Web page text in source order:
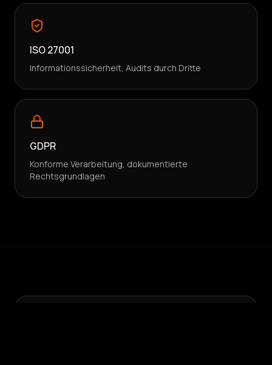
ISO 27001
Informationssicherheit, Audits durch Dritte
GDPR
Konforme Verarbeitung, dokumentierte
Rechtsgrundlagen